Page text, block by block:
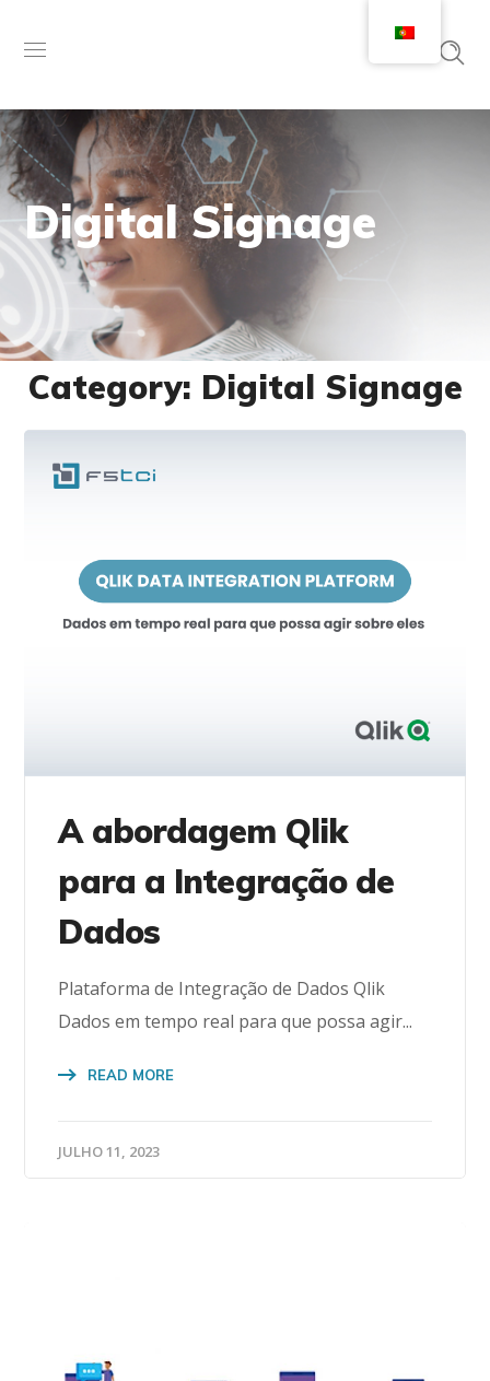
Digital Signage
Category: Digital Signage
A abordagem Qlik
para a Integração de
Dados
Plataforma de Integração de Dados Qlik
Dados em tempo real para que possa agir...
READ MORE
JULHO 11, 2023